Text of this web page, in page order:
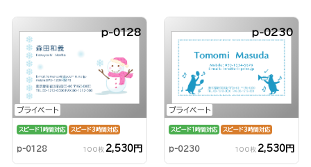
プライベート
p-0128
スピード1時間対応 スピード3時間対応
p-0128 100枚 2,530円
プライベート
p-0230
スピード1時間対応 スピード3時間対応
p-0230 100枚 2,530円